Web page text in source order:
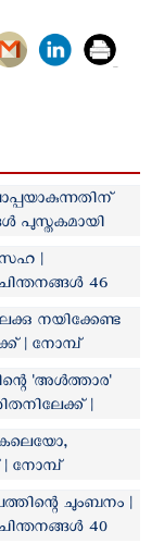
പുസ്തകമായി
|
46
നയിക്കേണ്ട
| നോമ്പ്
'അൾത്താര'
|
| നോമ്പ്
ചുംബനം |
40